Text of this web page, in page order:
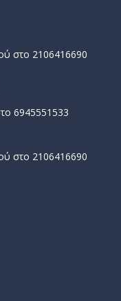
στο 2106416690
6945551533
στο 2106416690